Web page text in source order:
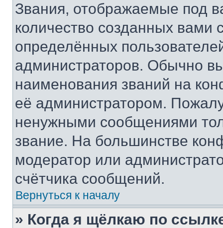
Звания, отображаемые под
количество созданных
определённых
администраторов. Обычно
наименования званий на
её администратором.
ненужными сообщениями
звание. На большинстве
модератор или
счётчика сообщений.
Вернуться к началу
» Когда я щёлкаю по